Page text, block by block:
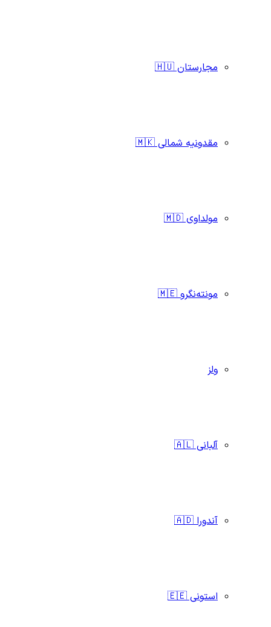
مجارستان 🇭🇺
مقدونیه شمالی 🇲🇰
مولداوی 🇲🇩
مونته‌نگرو 🇲🇪
ولز
آلبانی 🇦🇱
آندورا 🇦🇩
استونی 🇪🇪